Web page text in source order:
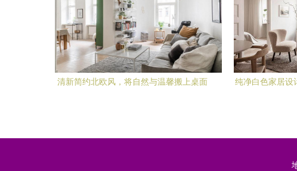
清新简约北欧风，将自然与温馨搬上桌面
纯净白色家居设